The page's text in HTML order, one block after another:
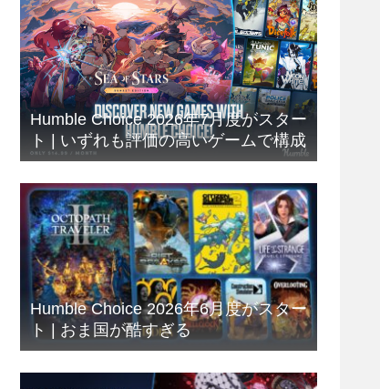
Humble Choice 2026年7月度がスター
ト | いずれも評価の高いゲームで構成
Humble Choice 2026年6月度がスター
ト | おま国が酷すぎる